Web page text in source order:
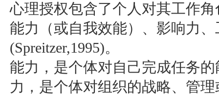
心理授权包含了个人对其工作
能力（或自我效能）、影响力
(Spreitzer,1995)。
能力，是个体对自己完成任务
力，是个体对组织的战略、管